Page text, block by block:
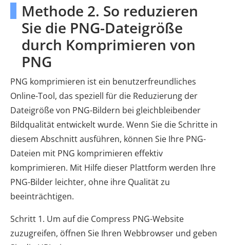
Methode 2. So reduzieren
Sie die PNG-Dateigröße
durch Komprimieren von
PNG
PNG komprimieren ist ein benutzerfreundliches
Online-Tool, das speziell für die Reduzierung der
Dateigröße von PNG-Bildern bei gleichbleibender
Bildqualität entwickelt wurde. Wenn Sie die Schritte in
diesem Abschnitt ausführen, können Sie Ihre PNG-
Dateien mit PNG komprimieren effektiv
komprimieren. Mit Hilfe dieser Plattform werden Ihre
PNG-Bilder leichter, ohne ihre Qualität zu
beeinträchtigen.
Schritt 1. Um auf die Compress PNG-Website
zuzugreifen, öffnen Sie Ihren Webbrowser und geben